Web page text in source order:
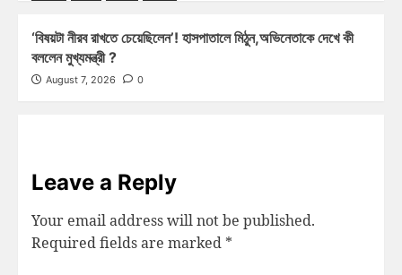
‘বিষয়টা নীরব রাখতে চেয়েছিলেন’! হাসপাতালে মিঠুন,অভিনেতাকে দেখে কী
বললেন মুখ্যমন্ত্রী ?
August 7, 2026 0
Leave a Reply
Your email address will not be published.
Required fields are marked *